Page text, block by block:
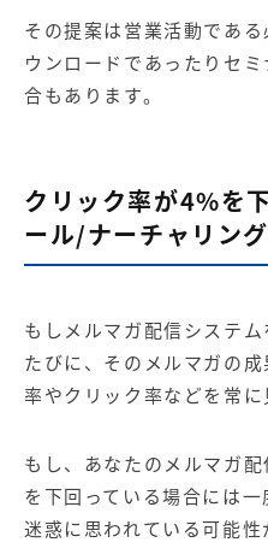
その提案は営業活動であ
ウンロードであったりセ
合もあります。
クリック率が4%を
ール/ナーチャリン
もしメルマガ配信システ
たびに、そのメルマガの
率やクリック率などを常に
もし、あなたのメルマガ
を下回っている場合には一
迷惑に思われている可能性